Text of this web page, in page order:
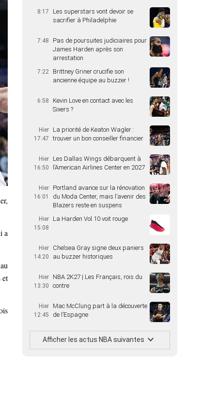
a
et
8:17
Les superstars vont devoir se
sacrifier à Philadelphie
7:48
Pas de poursuites judiciaires pour
James Harden après son
arrestation
7:22
Brittney Griner crucifie son
ancienne équipe au buzzer !
6:58
Kevin Love en contact avec les
Sixers ?
Hier
17:47
La priorité de Keaton Wagler :
trouver un bon conseiller financier
Hier
16:50
Les Dallas Wings débarquent à
l’American Airlines Center en 2027
Hier
16:01
Portland avance sur la rénovation
du Moda Center, mais l’avenir des
Blazers reste en suspens
Hier
15:08
La Harden Vol.10 voit rouge
Hier
14:20
Chelsea Gray signe deux paniers
au buzzer historiques
Hier
13:30
NBA 2K27 | Les Français, rois du
contre
Hier
12:45
Mac McClung part à la découverte
de l’Espagne
Afficher les actus NBA suivantes